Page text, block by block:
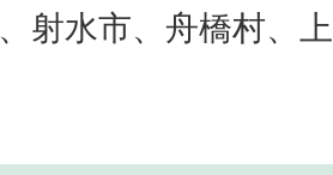
射水市、舟橋村、上